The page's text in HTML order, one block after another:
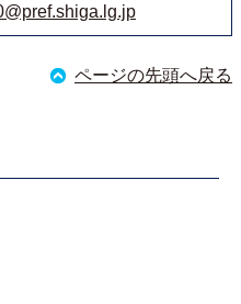
ページの先頭へ戻る